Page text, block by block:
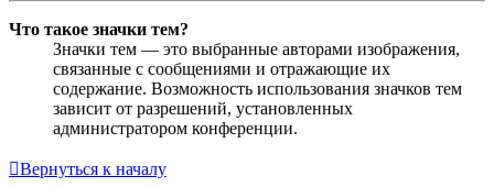
Что такое значки тем?
Значки тем — это выбранные авторами изображения,
связанные с сообщениями и отражающие их
содержание. Возможность использования значков тем
зависит от разрешений, установленных
администратором конференции.
Вернуться к началу